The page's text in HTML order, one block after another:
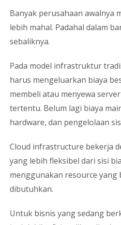
Banyak perusahaan awalnya
lebih mahal. Padahal dalam
sebaliknya.
Pada model infrastruktur
harus mengeluarkan biaya
membeli atau menyewa
tertentu. Belum lagi biaya
hardware, dan pengelolaan
Cloud infrastructure bekerja
yang lebih fleksibel dari sisi
menggunakan resource yang
dibutuhkan.
Untuk bisnis yang sedang